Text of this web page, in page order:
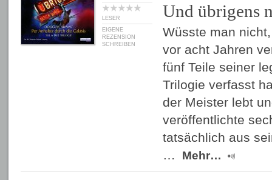
LESER
EIGENE
REZENSION
SCHREIBEN
Und übrigens
Wüsste man
vor acht Jahren
fünf Teile seiner
Trilogie verfasst
der Meister lebt
veröffentlichte
tatsächlich aus
…
Mehr…